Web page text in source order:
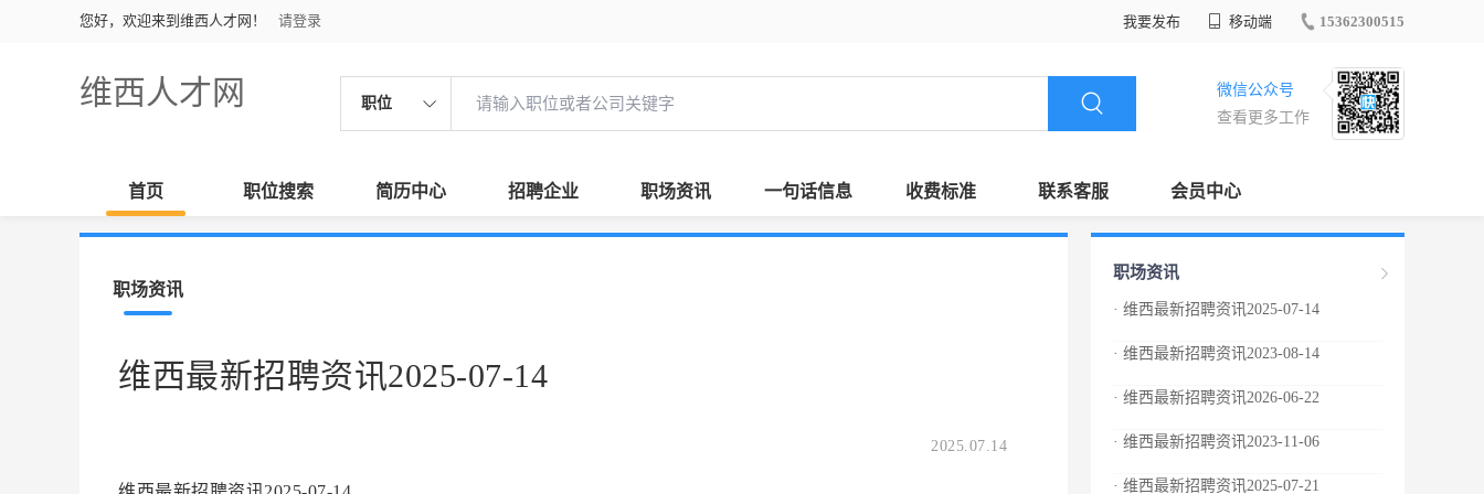
您好，欢迎来到维西人才网！ 请登录 我要发布 移动端 15362300515
维西人才网 职位
微信公众号
查看更多工作
首页 职位搜索 简历中心 招聘企业 职场资讯 一句话信息 收费标准 联系客服 会员中心
职场资讯
维西最新招聘资讯2025-07-14
2025.07.14
职场资讯
· 维西最新招聘资讯2025-07-14
· 维西最新招聘资讯2023-08-14
· 维西最新招聘资讯2026-06-22
· 维西最新招聘资讯2023-11-06
· 维西最新招聘资讯2025-07-21